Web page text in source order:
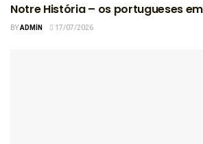
Notre História – os portugueses
BYADMIN 17/07/2026